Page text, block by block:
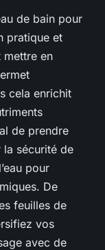
de bain pour
pratique et
en
cela enrichit
de prendre
sécurité de
pour
De
feuilles de
vos
avec de